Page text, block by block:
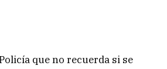
que no recuerda si se